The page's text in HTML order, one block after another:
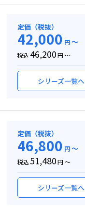
定価（税抜）
42,000 円～
税込 46,200円 ～
シリーズ一覧へ
定価（税抜）
46,800 円～
税込 51,480円 ～
シリーズ一覧へ